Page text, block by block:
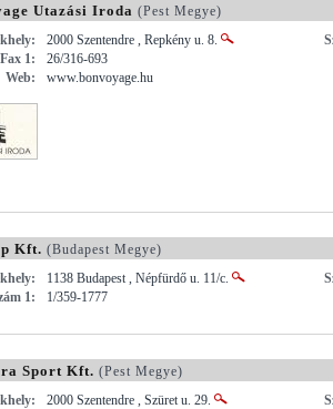
Utazási Iroda (Pest Megye)
2000 Szentendre , Repkény u. 8.
Fax 1:
26/316-693
Web:
www.bonvoyage.hu
Kft. (Budapest Megye)
1138 Budapest , Népfürdő u. 11/c.
1:
1/359-1777
Sport Kft. (Pest Megye)
2000 Szentendre , Szüret u. 29.